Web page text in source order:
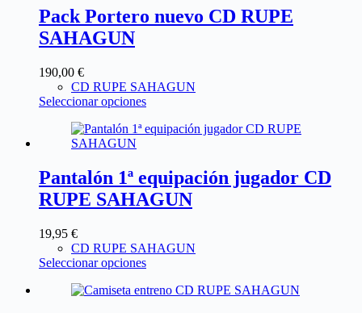
Pack Portero nuevo CD RUPE
SAHAGUN
190,00 €
CD RUPE SAHAGUN
Seleccionar opciones
Pantalón 1ª equipación jugador CD
RUPE SAHAGUN
19,95 €
CD RUPE SAHAGUN
Seleccionar opciones